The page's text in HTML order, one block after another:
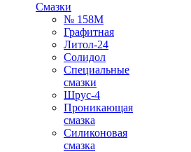
Смазки
№ 158М
Графитная
Литол-24
Солидол
Специальные
смазки
Шрус-4
Проникающая
смазка
Силиконовая
смазка